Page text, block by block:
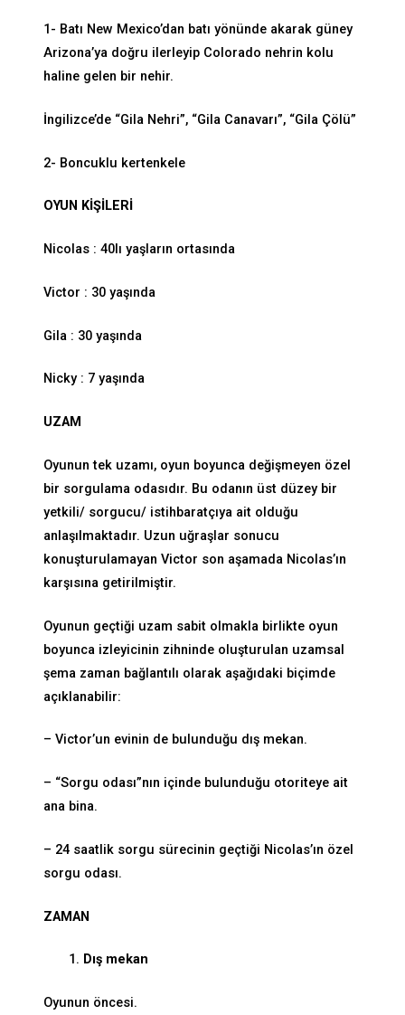
1- Batı New Mexico’dan batı yönünde akarak güney
Arizona’ya doğru ilerleyip Colorado nehrin kolu
haline gelen bir nehir.
İngilizce’de “Gila Nehri”, “Gila Canavarı”, “Gila Çölü”
2- Boncuklu kertenkele
OYUN KİŞİLERİ
Nicolas : 40lı yaşların ortasında
Victor : 30 yaşında
Gila : 30 yaşında
Nicky : 7 yaşında
UZAM
Oyunun tek uzamı, oyun boyunca değişmeyen özel
bir sorgulama odasıdır. Bu odanın üst düzey bir
yetkili/ sorgucu/ istihbaratçıya ait olduğu
anlaşılmaktadır. Uzun uğraşlar sonucu
konuşturulamayan Victor son aşamada Nicolas’ın
karşısına getirilmiştir.
Oyunun geçtiği uzam sabit olmakla birlikte oyun
boyunca izleyicinin zihninde oluşturulan uzamsal
şema zaman bağlantılı olarak aşağıdaki biçimde
açıklanabilir:
– Victor’un evinin de bulunduğu dış mekan.
– “Sorgu odası”nın içinde bulunduğu otoriteye ait
ana bina.
– 24 saatlik sorgu sürecinin geçtiği Nicolas’ın özel
sorgu odası.
ZAMAN
Dış mekan
Oyunun öncesi.